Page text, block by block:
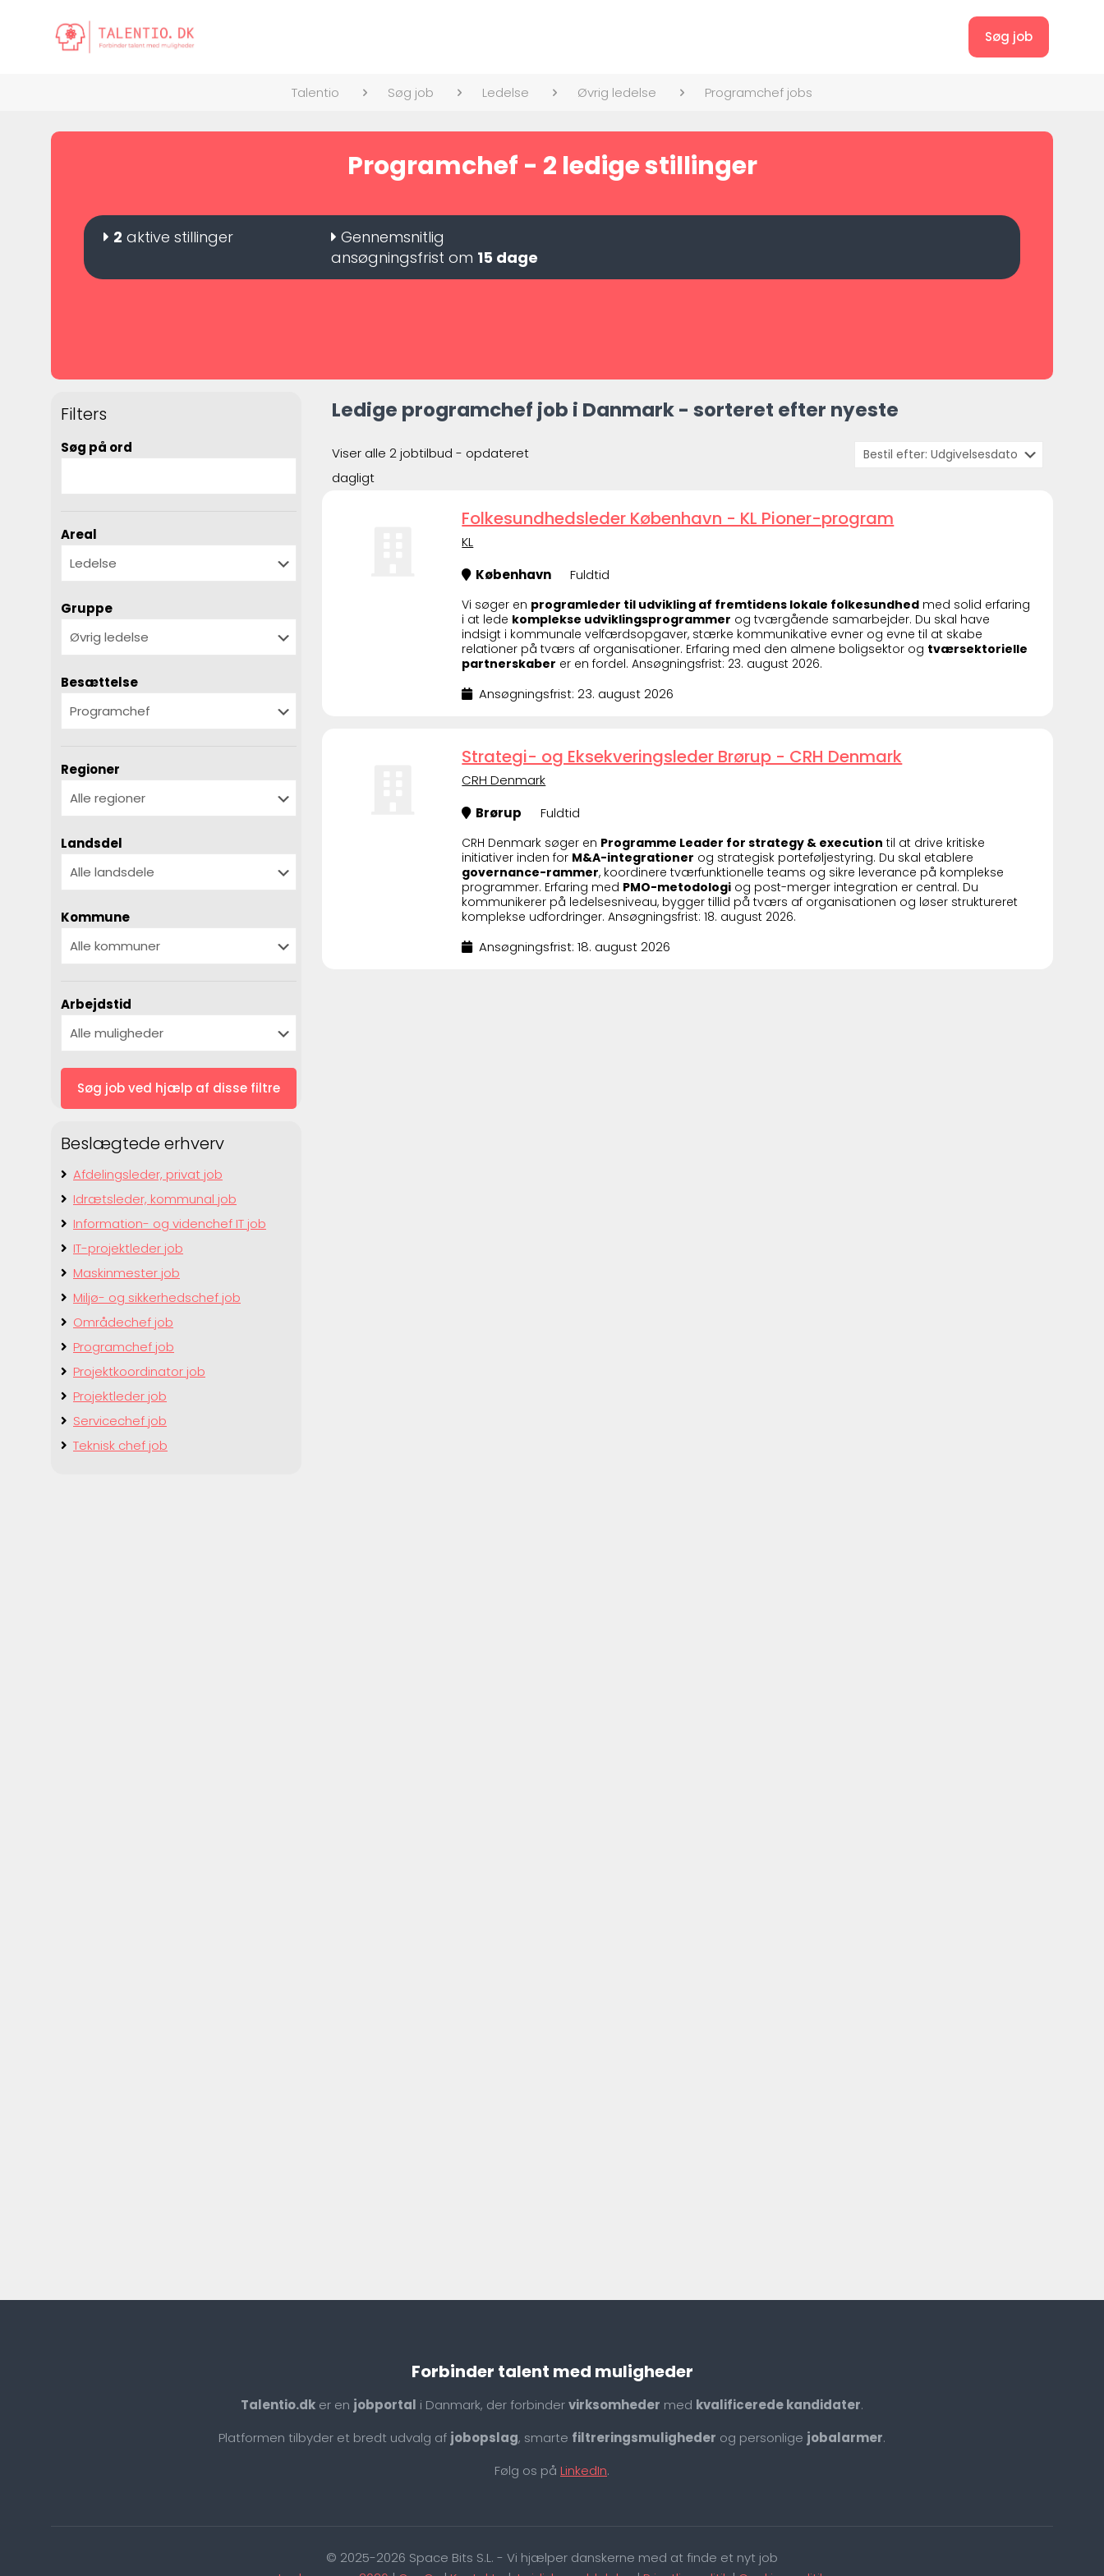
Søg job
Talentio Søg job Ledelse Øvrig ledelse Programchef jobs
Programchef - 2 ledige stillinger
2 aktive stillinger
Gennemsnitlig
ansøgningsfrist om 15 dage
Filters
Søg på ord
Areal
Gruppe
Besættelse
Regioner
Landsdel
Kommune
Arbejdstid
Beslægtede erhverv
Afdelingsleder, privat job
Idrætsleder, kommunal job
Information- og videnchef IT job
IT-projektleder job
Maskinmester job
Miljø- og sikkerhedschef job
Områdechef job
Programchef job
Projektkoordinator job
Projektleder job
Servicechef job
Teknisk chef job
Ledige programchef job i Danmark - sorteret efter nyeste
Viser alle 2 jobtilbud - opdateret
dagligt
Folkesundhedsleder København - KL Pioner-program
KL
København
Fuldtid
Vi søger en programleder til udvikling af fremtidens lokale folkesundhed med solid erfaring
i at lede komplekse udviklingsprogrammer og tværgående samarbejder. Du skal have
indsigt i kommunale velfærdsopgaver, stærke kommunikative evner og evne til at skabe
relationer på tværs af organisationer. Erfaring med den almene boligsektor og tværsektorielle
partnerskaber er en fordel. Ansøgningsfrist: 23. august 2026.
Ansøgningsfrist: 23. august 2026
Strategi- og Eksekveringsleder Brørup - CRH Denmark
CRH Denmark
Brørup
Fuldtid
CRH Denmark søger en Programme Leader for strategy & execution til at drive kritiske
initiativer inden for M&A-integrationer og strategisk porteføljestyring. Du skal etablere
governance-rammer, koordinere tværfunktionelle teams og sikre leverance på komplekse
programmer. Erfaring med PMO-metodologi og post-merger integration er central. Du
kommunikerer på ledelsesniveau, bygger tillid på tværs af organisationen og løser struktureret
komplekse udfordringer. Ansøgningsfrist: 18. august 2026.
Ansøgningsfrist: 18. august 2026
Forbinder talent med muligheder
Talentio.dk er en jobportal i Danmark, der forbindervirksomheder med kvalificerede kandidater.
Platformen tilbyder et bredt udvalg af jobopslag, smarte filtreringsmuligheder og personlige jobalarmer.
Følg os på LinkedIn.
© 2025-2026 Space Bits S.L. - Vi hjælper danskerne med at finde et nyt job